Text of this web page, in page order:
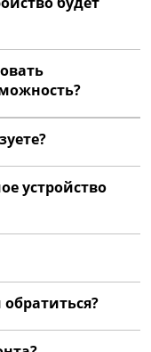
устройство